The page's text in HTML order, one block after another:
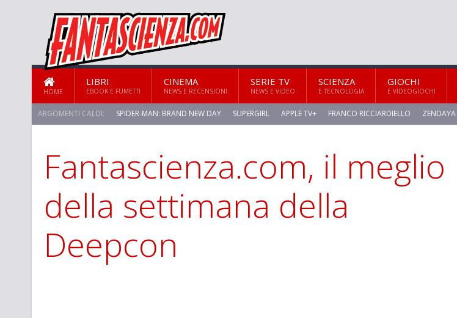
HOME
LIBRI
EBOOK E FUMETTI
CINEMA
NEWS E RECENSIONI
SERIE TV
NEWS E VIDEO
SCIENZA
E TECNOLOGIA
GIOCHI
E VIDEOGIOCHI
ARGOMENTI CALDI: SPIDER-MAN: BRAND NEW DAY SUPERGIRL APPLE TV+ FRANCO RICCIARDIELLO ZENDAYA
Fantascienza.com, il meglio
della settimana della
Deepcon